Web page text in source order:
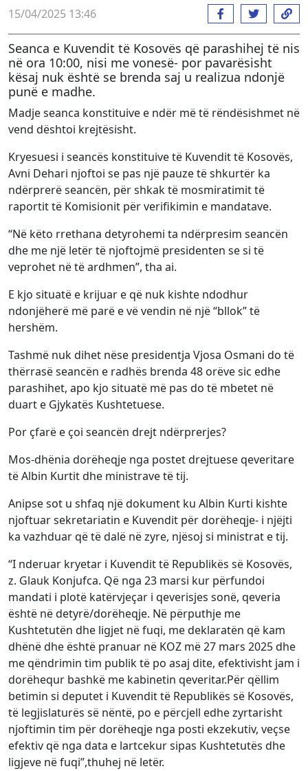
15/04/2025 13:46
Seanca e Kuvendit të Kosovës që parashihej të nis
në ora 10:00, nisi me vonesë- por pavarësisht
kësaj nuk është se brenda saj u realizua ndonjë
punë e madhe.
Madje seanca konstituive e ndër më të rëndësishmet në
vend dështoi krejtësisht.
Kryesuesi i seancës konstituive të Kuvendit të Kosovës,
Avni Dehari njoftoi se pas një pauze të shkurtër ka
ndërprerë seancën, për shkak të mosmiratimit të
raportit të Komisionit për verifikimin e mandatave.
“Në këto rrethana detyrohemi ta ndërpresim seancën
dhe me një letër të njoftojmë presidenten se si të
veprohet në të ardhmen”, tha ai.
E kjo situatë e krijuar e që nuk kishte ndodhur
ndonjëherë më parë e vë vendin në një “bllok” të
hershëm.
Tashmë nuk dihet nëse presidentja Vjosa Osmani do të
thërrasë seancën e radhës brenda 48 orëve sic edhe
parashihet, apo kjo situatë më pas do të mbetet në
duart e Gjykatës Kushtetuese.
Por çfarë e çoi seancën drejt ndërprerjes?
Mos-dhënia dorëheqje nga postet drejtuese qeveritare
të Albin Kurtit dhe ministrave të tij.
Anipse sot u shfaq një dokument ku Albin Kurti kishte
njoftuar sekretariatin e Kuvendit për dorëheqje- i njëjti
ka vazhduar që të dalë në zyre, njësoj si ministrat e tij.
“I nderuar kryetar i Kuvendit të Republikës së Kosovës,
z. Glauk Konjufca. Që nga 23 marsi kur përfundoi
mandati i plotë katërvjeçar i qeverisjes sonë, qeveria
është në detyrë/dorëheqje. Në përputhje me
Kushtetutën dhe ligjet në fuqi, me deklaratën që kam
dhënë dhe është pranuar në KOZ më 27 mars 2025 dhe
me qëndrimin tim publik të po asaj dite, efektivisht jam i
dorëhequr bashkë me kabinetin qeveritar.Për qëllim
betimin si deputet i Kuvendit të Republikës së Kosovës,
të legjislaturës së nëntë, po e përcjell edhe zyrtarisht
njoftimin tim për dorëheqje nga posti ekzekutiv, veçse
efektiv që nga data e lartcekur sipas Kushtetutës dhe
ligjeve në fuqi”,thuhej në letër.